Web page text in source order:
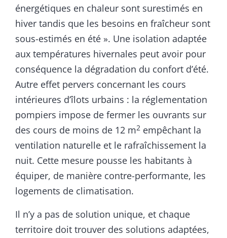
énergétiques en chaleur sont surestimés en
hiver tandis que les besoins en fraîcheur sont
sous-estimés en été ». Une isolation adaptée
aux températures hivernales peut avoir pour
conséquence la dégradation du confort d’été.
Autre effet pervers concernant les cours
intérieures d’îlots urbains : la réglementation
pompiers impose de fermer les ouvrants sur
des cours de moins de 12 m2 empêchant la
ventilation naturelle et le rafraîchissement la
nuit. Cette mesure pousse les habitants à
équiper, de manière contre-performante, les
logements de climatisation.
Il n’y a pas de solution unique, et chaque
territoire doit trouver des solutions adaptées,